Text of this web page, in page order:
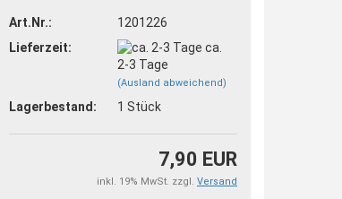
Art.Nr.:
1201226
Lieferzeit:
ca.
2-3 Tage
(Ausland abweichend)
Lagerbestand: 1Stück
7,90 EUR
inkl. 19% MwSt. zzgl. Versand